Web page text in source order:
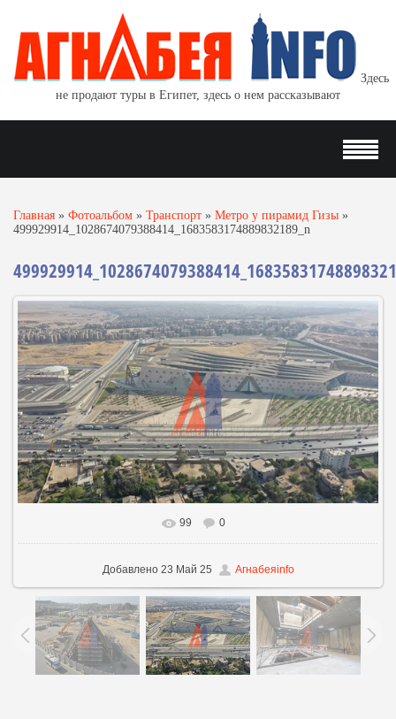
Здесь
не продают туры в Египет, здесь о нем рассказывают
Главная » Фотоальбом » Транспорт » Метро у пирамид Гизы »
499929914_1028674079388414_1683583174889832189_n
В реальном размере 960x540
99 0
Добавлено23 Май 25 Агнабеяinfo